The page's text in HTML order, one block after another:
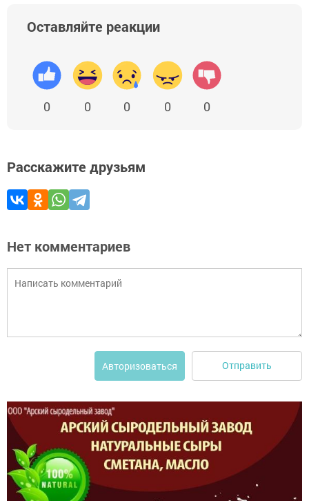
Оставляйте реакции
0 0 0 0 0
Расскажите друзьям
Нет комментариев
Авторизоваться Отправить